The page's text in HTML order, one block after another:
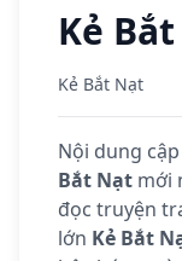
Kẻ
Kẻ Bắt Nạt
Nội dung
Bắt Nạt mới
đọc truyện
lớn Kẻ Bắt